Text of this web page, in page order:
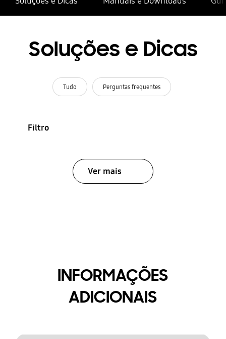
Soluções e Dicas
Tudo Perguntas frequentes
Filtro
Ver mais
INFORMAÇÕES
ADICIONAIS